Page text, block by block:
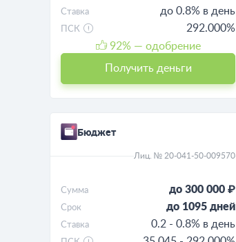
Ставка до 0.8% в день
ПСК
292.000%
92% — одобрение
Получить деньги
Бюджет
Лиц. № 20-041-50-009570
Сумма до 300 000 ₽
Срок до 1095 дней
Ставка 0.2 - 0.8% в день